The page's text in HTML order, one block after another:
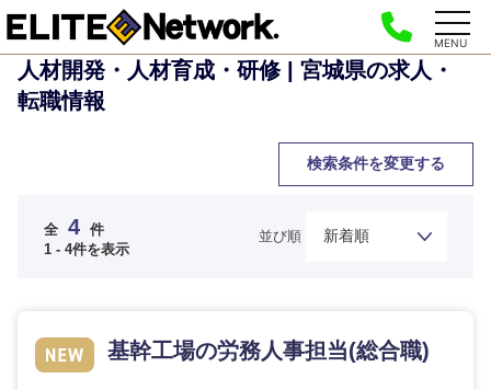
MENU
人材開発・人材育成・研修 | 宮城県の求人・
転職情報
検索条件を変更する
ご希望の職種を選択してください
ご希望の職種を選択してください
ご希望の業界を選択してください
ご希望の勤務地を選択してください
全 4 件
1 - 4件を表示
並び順
基幹工場の労務人事担当(総合職)